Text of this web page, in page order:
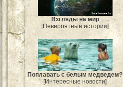
Взгляды на мир
[Невероятные истории]
Поплавать с белым медведем?
[Интересные новости]